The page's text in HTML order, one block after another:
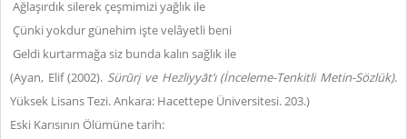
Ağlaşırdık silerek çeşmimizi yağlık ile
Çünki yokdur günehim işte velâyetli beni
Geldi kurtarmağa siz bunda kalın sağlık ile
(Ayan, Elif (2002). Sürūrį ve Hezliyyāt’ı (İnceleme-Tenkitli Metin-Sözlük).
Yüksek Lisans Tezi. Ankara: Hacettepe Üniversitesi. 203.)
Eski Karısının Ölümüne tarih: